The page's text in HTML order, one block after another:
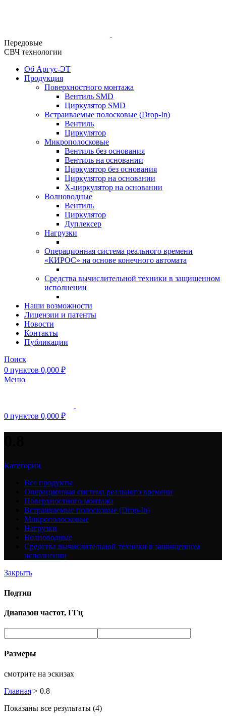
Передовые
СВЧ технологии
Об Аргус-ЭТ
Продукция
Поверхностного монтажа
Вентиль SMD
Циркулятор SMD
Встраиваемые полосковые (Drop-In)
Вентиль
Циркулятор
Микрополосковые
Вентиль без основания
Вентиль на основании
Циркулятор без основания
Циркулятор на основании
Х-циркулятор на основании
Волноводные
Вентиль
Циркулятор
Дуплексер
Нагрузки
Операционная система реального времени
«КИРОС» на основе конечного автомата
Средства вычислительной техники в защищенном
исполнении
Наши возможности
Лицензии и патенты
Новости
Контакты
Публикации
Поиск
0 пунктов 0,000 ₽
Меню
0 пунктов 0,000 ₽
Категории
Все продукты
Операционная система реального времени
Поверхностного монтажа
Встраиваемые полосковые (Drop-In)
Микрополосковые
Нагрузки
Волноводные
Средства вычислительной техники в защищенном
исполнении
Закрыть
Подтип
Диапазон частот, ГГц
Размеры
смотрите на эскизах
Главная > 0.8
Показаны все результаты (4)